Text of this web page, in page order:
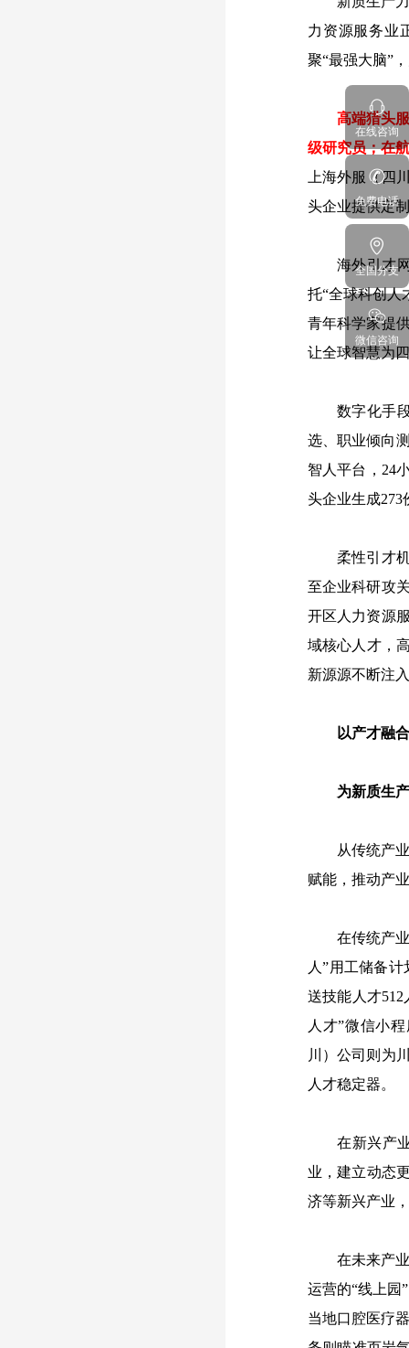
力资源服务业
聚“最强大脑”
高端猎头
级研究员；在
上海外服（四
头企业提供定
海外引才
托“全球科创人
青年科学家提
让全球智慧为
数字化手
选、职业倾向
智人平台，24
头企业生成
柔性引才
至企业科研攻
开区人力资源
域核心人才，
新源源不断注
以产才融
为新质生
从传统产
赋能，推动产
在传统产
人”用工储备
送技能人才
人才”微信小
川）公司则为
人才稳定器。
在新兴产
业，建立动态
济等新兴产业
在未来产
运营的“线上园
当地口腔医疗
在线咨询
免费电话
全国分支
微信咨询